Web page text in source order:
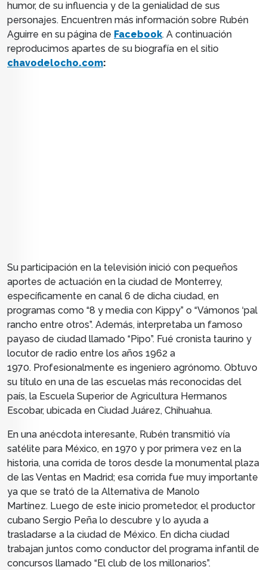
humor, de su influencia y de la genialidad de sus
personajes. Encuentren más información sobre Rubén
Aguirre en su página de Facebook. A continuación
reproducimos apartes de su biografía en el sitio
chavodelocho.com:
Su participación en la televisión inició con pequeños
aportes de actuación en la ciudad de Monterrey,
específicamente en canal 6 de dicha ciudad, en
programas como “8 y media con Kippy” o “Vámonos ‘pal
rancho entre otros”. Además, interpretaba un famoso
payaso de ciudad llamado “Pipo”. Fué cronista taurino y
locutor de radio entre los años 1962 a
1970. Profesionalmente es ingeniero agrónomo. Obtuvo
su título en una de las escuelas más reconocidas del
país, la Escuela Superior de Agricultura Hermanos
Escobar, ubicada en Ciudad Juárez, Chihuahua.
En una anécdota interesante, Rubén transmitió vía
satélite para México, en 1970 y por primera vez en la
historia, una corrida de toros desde la monumental plaza
de las Ventas en Madrid; esa corrida fue muy importante
ya que se trató de la Alternativa de Manolo
Martínez. Luego de este inicio prometedor, el productor
cubano Sergio Peña lo descubre y lo ayuda a
trasladarse a la ciudad de México. En dicha ciudad
trabajan juntos como conductor del programa infantil de
concursos llamado “El club de los millonarios”.